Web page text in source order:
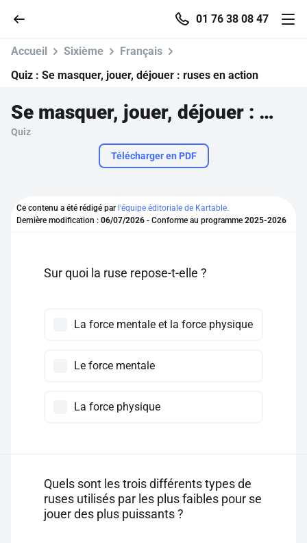
01 76 38 08 47
Accueil
Se connecter
S'inscrire gratuitement
Accueil Sixième
Français
Quiz : Se masquer, jouer, déjouer : ruses en action
Se masquer, jouer, déjouer : ruses en action
Quiz
Télécharger en PDF
Ce contenu a été rédigé par l'équipe éditoriale de Kartable.
Dernière modification : 06/07/2026 - Conforme au programme 2025-2026
Sur quoi la ruse repose-t-elle ?
La force mentale et la force physique
Le force mentale
La force physique
Quels sont les trois différents types de
ruses utilisés par les plus faibles pour se
jouer des plus puissants ?